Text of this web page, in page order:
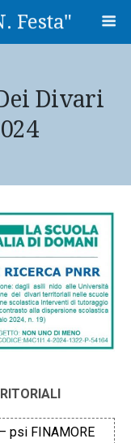
Festa"
Divari
– psi FINAMORE